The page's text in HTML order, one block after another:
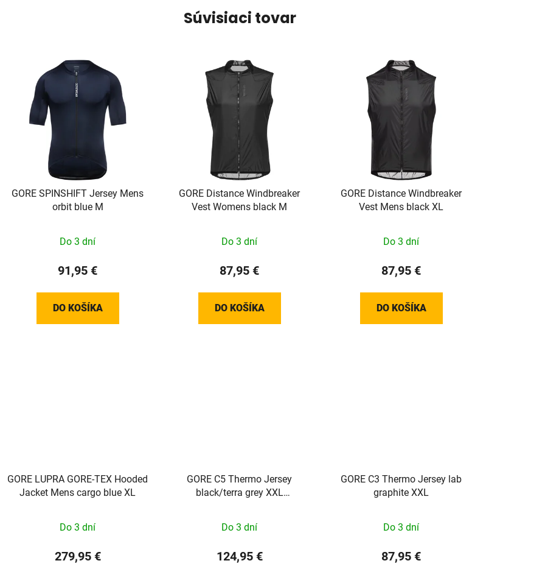
Súvisiaci tovar
GORE SPINSHIFT Jersey Mens
orbit blue M
Do 3 dní
91,95 €
DO KOŠÍKA
GORE Distance Windbreaker
Vest Womens black M
Do 3 dní
87,95 €
DO KOŠÍKA
GORE Distance Windbreaker
Vest Mens black XL
Do 3 dní
87,95 €
DO KOŠÍKA
GORE LUPRA GORE-TEX Hooded
Jacket Mens cargo blue XL
Do 3 dní
279,95 €
GORE C5 Thermo Jersey
black/terra grey XXL
Do 3 dní
124,95 €
GORE C3 Thermo Jersey lab
graphite XXL
Do 3 dní
87,95 €